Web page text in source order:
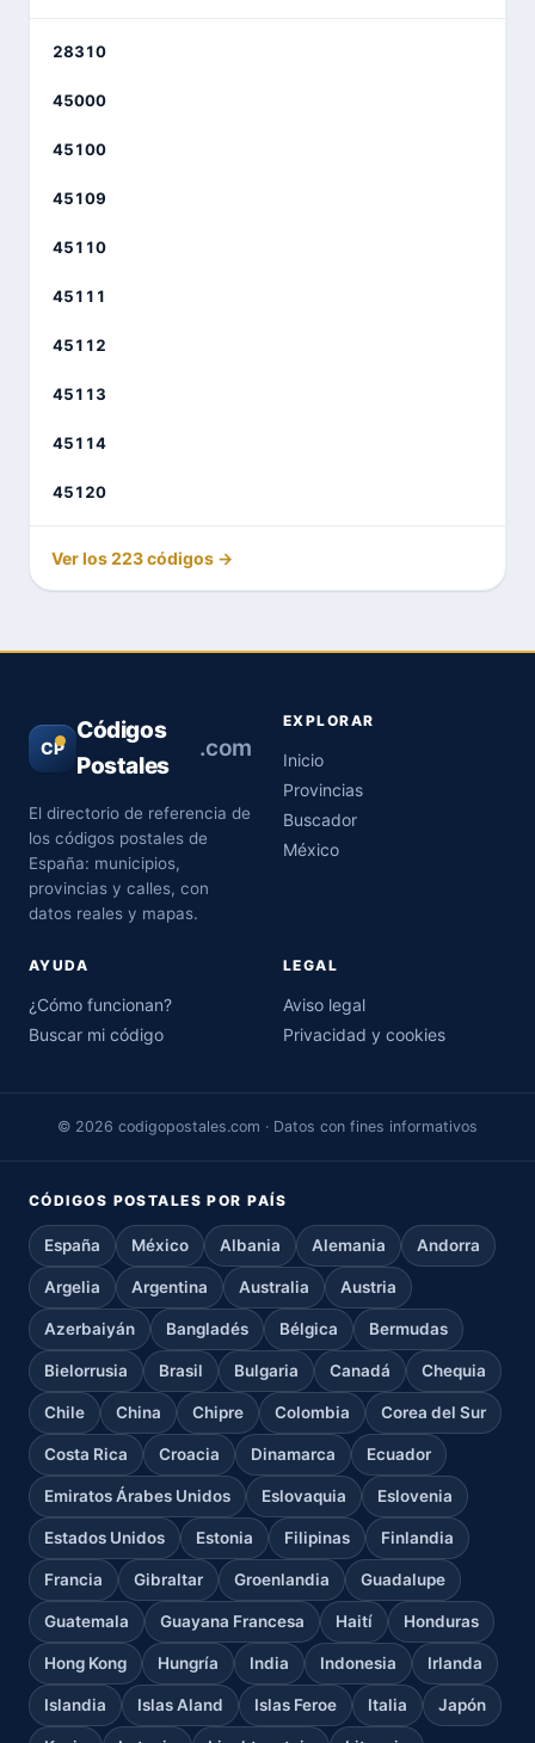
28310
45000
45100
45109
45110
45111
45112
45113
45114
45120
Ver los 223 códigos →
CP
Códigos
Postales
.com
El directorio de referencia de
los códigos postales de
España: municipios,
provincias y calles, con
datos reales y mapas.
EXPLORAR
Inicio
Provincias
Buscador
México
AYUDA
¿Cómo funcionan?
Buscar mi código
LEGAL
Aviso legal
Privacidad y cookies
© 2026 codigopostales.com · Datos con fines informativos
CÓDIGOS POSTALES POR PAÍS
España México Albania Alemania Andorra
Argelia Argentina Australia Austria
Azerbaiyán Bangladés Bélgica Bermudas
Bielorrusia Brasil Bulgaria Canadá Chequia
Chile China Chipre Colombia Corea del Sur
Costa Rica Croacia Dinamarca Ecuador
Emiratos Árabes Unidos Eslovaquia Eslovenia
Estados Unidos Estonia Filipinas Finlandia
Francia Gibraltar Groenlandia Guadalupe
Guatemala Guayana Francesa Haití Honduras
Hong Kong Hungría India Indonesia Irlanda
Islandia Islas Aland Islas Feroe Italia Japón